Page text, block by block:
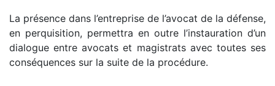
La présence dans l’entreprise de l’avocat de la défense,
en perquisition, permettra en outre l’instauration d’un
dialogue entre avocats et magistrats avec toutes ses
conséquences sur la suite de la procédure.